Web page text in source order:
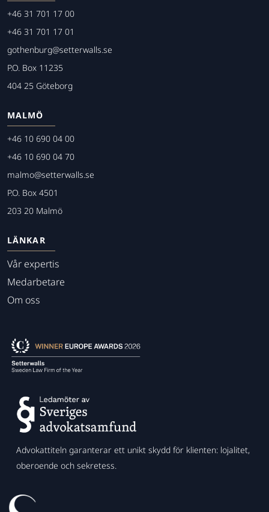
+46 31 701 17 00
+46 31 701 17 01
gothenburg@setterwalls.se
P.O. Box 11235
404 25 Göteborg
MALMÖ
+46 10 690 04 00
+46 10 690 04 70
malmo@setterwalls.se
P.O. Box 4501
203 20 Malmö
LÄNKAR
Vår expertis
Medarbetare
Om oss
Advokattiteln garanterar ett unikt skydd för klienten: lojalitet,
oberoende och sekretess.